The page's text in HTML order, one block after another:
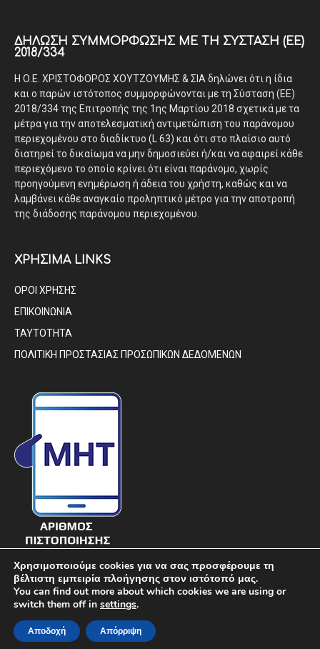
ΔΉΛΩΣΗ ΣΥΜΜΌΡΦΩΣΗΣ ΜΕ ΤΗ ΣΎΣΤΑΣΗ (ΕΕ)
2018/334
Η Ο.Ε. ΧΡΙΣΤΟΦΟΡΟΣ ΧΟΥΤΖΟΥΜΗΣ & ΣΙΑ δηλώνει ότι η ίδια
και ο παρών ιστότοπος συμμορφώνονται με τη Σύσταση (ΕΕ)
2018/334 της Επιτροπής της 1ης Μαρτίου 2018 σχετικά με τα
μέτρα για την αποτελεσματική αντιμετώπιση του παράνομου
περιεχομένου στο διαδίκτυο (L 63) και ότι στο πλαίσιο αυτό
διατηρεί το δικαίωμα να μην δημοσιεύει ή/και να αφαιρεί κάθε
περιεχόμενο το οποίο κρίνει ότι είναι παράνομο, χωρίς
προηγούμενη ενημέρωση ή άδεια του χρήστη, καθώς και να
λαμβάνει κάθε αναγκαίο προληπτικό μέτρο για την αποτροπή
της διάδοσης παράνομου περιεχομένου.
ΧΡΗΣΙΜΑ LINKS
ΟΡΟΙ ΧΡΗΣΗΣ
ΕΠΙΚΟΙΝΩΝΙΑ
ΤΑΥΤΟΤΗΤΑ
ΠΟΛΙΤΙΚΗ ΠΡΟΣΤΑΣΙΑΣ ΠΡΟΣΩΠΙΚΩΝ ΔΕΔΟΜΕΝΩΝ
© DIAVIMA.GR - «ΔΙΑΒΗΜΑ» ΕΒΔΟΜΑΔΙΑΙΑ ΠΟΛΙΤΙΚΗ ΣΑΤΙΡΙΚΗ
ΕΦΗΜΕΡΙΔΑ ΣΤΕΡΕΑΣ ΕΛΛΑΔΑΣ
Χρησιμοποιούμε cookies για να σας προσφέρουμε τη
βέλτιστη εμπειρία πλοήγησης στον ιστότοπό μας.
You can find out more about which cookies we are using or
switch them off in settings.
Αποδοχή Απόρριψη